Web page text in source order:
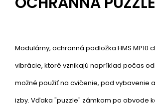
Modulárny, ochranná podložka HMS
vibrácie, ktoré vznikajú napríklad počas
možné použiť na cvičenie, pod
izby. Vďaka "puzzle" zámkom po obvode